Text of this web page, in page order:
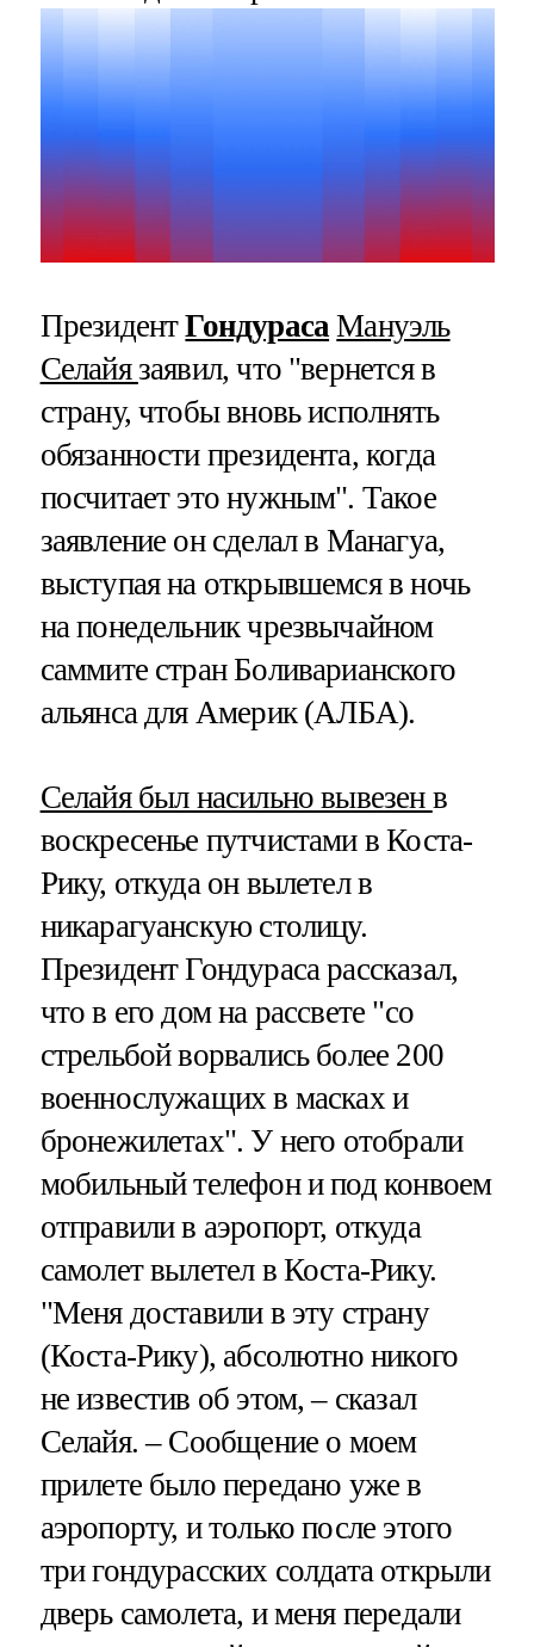
ПрезидентГондураса Мануэль
Селайязаявил, что "вернется в
страну, чтобы вновь исполнять
обязанности президента, когда
посчитает это нужным". Такое
заявление он сделал в Манагуа,
выступая на открывшемся в ночь
на понедельник чрезвычайном
саммите стран Боливарианского
альянса для Америк (АЛБА).
Селайя был насильно вывезен в
воскресенье путчистами в Коста-
Рику, откуда он вылетел в
никарагуанскую столицу.
Президент Гондураса рассказал,
что в его дом на рассвете "со
стрельбой ворвались более 200
военнослужащих в масках и
бронежилетах". У него отобрали
мобильный телефон и под конвоем
отправили в аэропорт, откуда
самолет вылетел в Коста-Рику.
"Меня доставили в эту страну
(Коста-Рику), абсолютно никого
не известив об этом, – сказал
Селайя. – Сообщение о моем
прилете было передано уже в
аэропорту, и только после этого
три гондурасских солдата открыли
дверь самолета, и меня передали